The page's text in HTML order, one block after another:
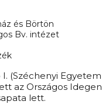
és Börtön
Bv. intézet
(Széchenyi
az Országos
lett.